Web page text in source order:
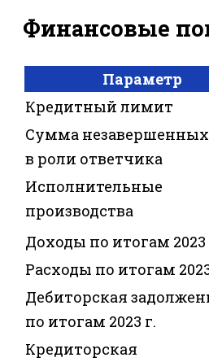
Финансовые
Параметр
Кредитный лимит
Сумма
в роли ответчика
Исполнительные
производства
Доходы по итогам 2023
Расходы по итогам
Дебиторская
по итогам 2023 г.
Кредиторская